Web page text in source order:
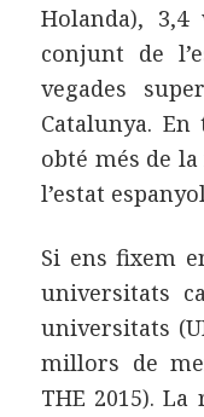
Holanda),
conjunt de
vegades
Catalunya.
obté més de
l’estat
Si ens fixem
universitats
universitats
millors de
THE 2015). La